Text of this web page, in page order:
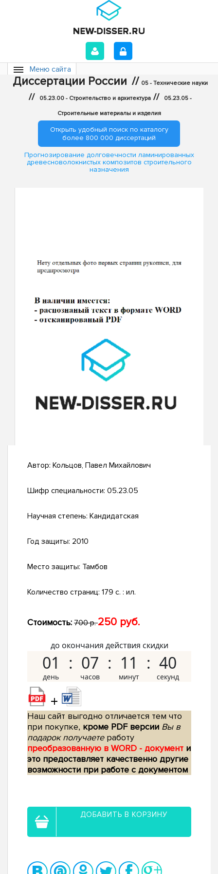
Меню сайта
Диссертации России // 05 - Технические науки
// 05.23.00 - Строительство и архитектура // 05.23.05 -
Строительные материалы и изделия
Открыть удобный поиск по каталогу
более 800 000 диссертаций
Прогнозирование долговечности ламинированных
древесноволокнистых композитов строительного
назначения
Автор: Кольцов, Павел Михайлович
Шифр специальности: 05.23.05
Научная степень: Кандидатская
Год защиты: 2010
Место защиты: Тамбов
Количество страниц: 179 с. : ил.
Стоимость: 700 р.250 руб.
до окончания действия скидки
01 07 11 39
+
Наш сайт выгодно отличается тем что
при покупке, кроме PDF версии Вы в
подарок получаетеработу
преобразованную в WORD - документ и
это предоставляет качественно другие
возможности при работе с документом
ДОБАВИТЬ В КОРЗИНУ